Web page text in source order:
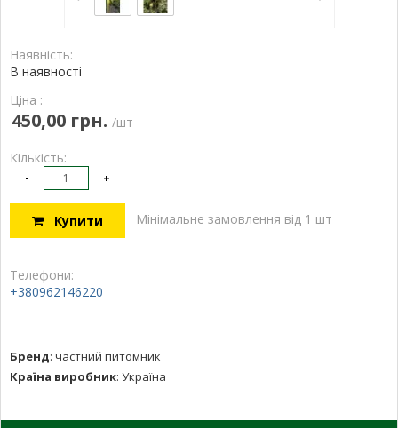
Наявність:
В наявності
Ціна :
450,00 грн. /шт
Кількість:
- +
Купити Мінімальне замовлення від 1 шт
Телефони:
+380962146220
Бренд: частний питомник
Країна виробник: Україна